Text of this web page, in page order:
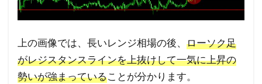
上の画像では、長いレンジ相場の後、 ローソク足
がレジスタンスラインを上抜けして一気に上昇の
勢いが強まっていることが分かります。